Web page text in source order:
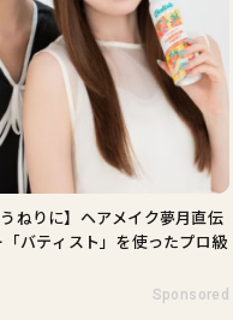
ねりに】ヘアメイク夢月直伝
バティスト」を使ったプロ級
Sponsored